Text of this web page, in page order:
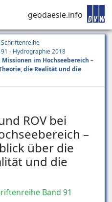
geodaesie.info
Schriftenreihe
91 - Hydrographie 2018
im Hochseebereich –
die Realität und die
ROV bei
–
über die
und die
Band 91